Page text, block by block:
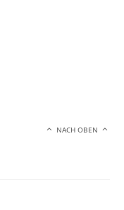
NACH OBEN